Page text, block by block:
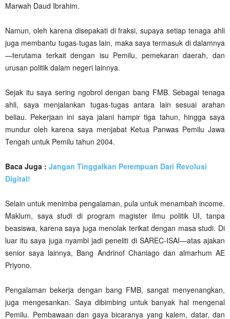
Marwah Daud Ibrahim.
Namun, oleh karena disepakati di fraksi, supaya setiap tenaga ahli
juga membantu tugas-tugas lain, maka saya termasuk di dalamnya
—terutama terkait dengan isu Pemilu, pemekaran daerah, dan
urusan politik dalam negeri lainnya.
Sejak itu saya sering ngobrol dengan bang FMB. Sebagai tenaga
ahli, saya menjalankan tugas-tugas antara lain sesuai arahan
beliau. Pekerjaan ini saya jalani hampir tiga tahun, hingga saya
mundur oleh karena saya menjabat Ketua Panwas Pemilu Jawa
Tengah untuk Pemilu tahun 2004.
Baca Juga : Jangan Tinggalkan Perempuan Dari Revolusi
Digital!
Selain untuk menimba pengalaman, pula untuk menambah income.
Maklum, saya studi di program magister ilmu politik UI, tanpa
beasiswa, karena saya juga menolak terikat dengan masa studi. Di
luar itu saya juga nyambi jadi peneliti di SAREC-ISAI—atas ajakan
senior saya lainnya, Bang Andrinof Chaniago dan almarhum AE
Priyono.
Pengalaman bekerja dengan bang FMB, sangat menyenangkan,
juga mengesankan. Saya dibimbing untuk banyak hal mengenal
Pemilu. Pembawaan dan gaya bicaranya yang kalem, datar, dan